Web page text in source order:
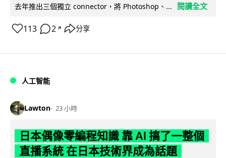
去年推出三個獨立 connector，將 Photoshop、...
閱讀全文
113 2 ↗ 分享
人工智能
Lawton 23 小時
日本偶像零編程知識 靠 AI 搞了一整個
直播系統 在日本技術界成為話題